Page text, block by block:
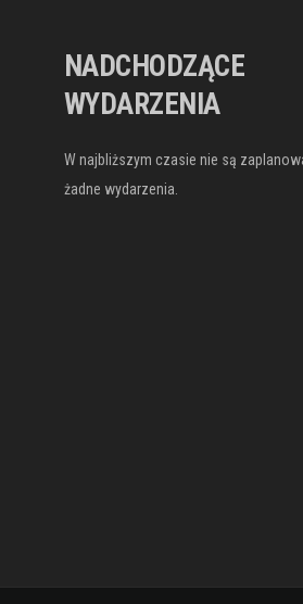
NADCHODZĄCE
WYDARZENIA
W najbliższym czasie nie są
żadne wydarzenia.